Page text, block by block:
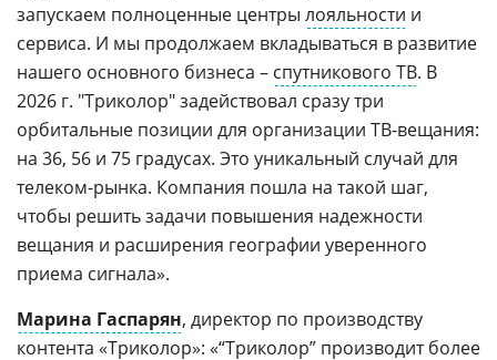
запускаем полноценные центры лояльности и
сервиса. И мы продолжаем вкладываться в развитие
нашего основного бизнеса – спутникового ТВ. В
2026 г. "Триколор" задействовал сразу три
орбитальные позиции для организации ТВ-вещания:
на 36, 56 и 75 градусах. Это уникальный случай для
телеком-рынка. Компания пошла на такой шаг,
чтобы решить задачи повышения надежности
вещания и расширения географии уверенного
приема сигнала».
Марина Гаспарян, директор по производству
контента «Триколор»: «“Триколор” производит более